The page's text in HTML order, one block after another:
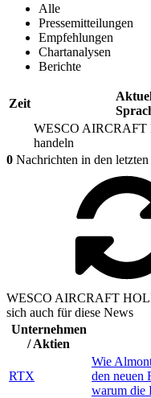
Alle
Pressemitteilungen
Empfehlungen
Chartanalysen
Berichte
Zeit
WESCO
handeln
0 Nachrichten in den
WESCO AIRCRAFT
sich auch für diese News
Unternehmen
/ Aktien
RTX
Wie
den neuen
warum die